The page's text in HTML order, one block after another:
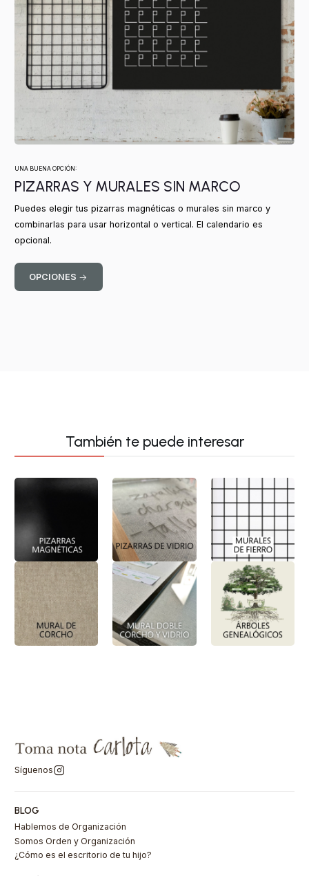
UNA BUENA OPCIÓN:
PIZARRAS Y MURALES SIN MARCO
Puedes elegir tus pizarras magnéticas o murales sin marco y
combinarlas para usar horizontal o vertical. El calendario es
opcional.
OPCIONES
También te puede interesar
Síguenos
BLOG
Hablemos de Organización
Somos Orden y Organización
¿Cómo es el escritorio de tu hijo?